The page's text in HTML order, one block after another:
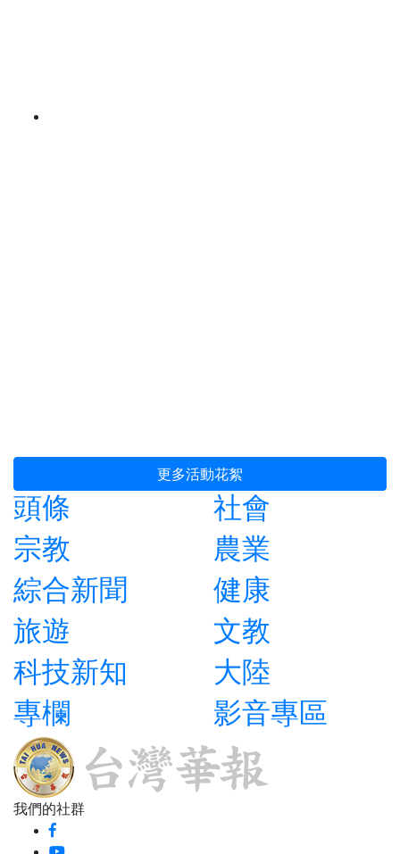
更多活動花絮
頭條
社會
宗教
農業
綜合新聞
健康
旅遊
文教
科技新知
大陸
專欄
影音專區
我們的社群